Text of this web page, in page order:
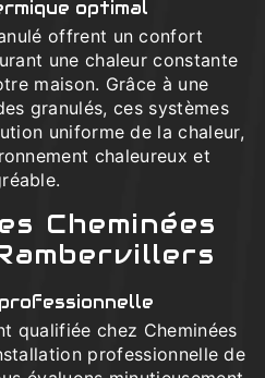
optimal
offrent un confort
une chaleur constante
maison. Grâce à une
granulés, ces systèmes
uniforme de la chaleur,
chaleureux et
Cheminées
qualifiée chez Cheminées
professionnelle de